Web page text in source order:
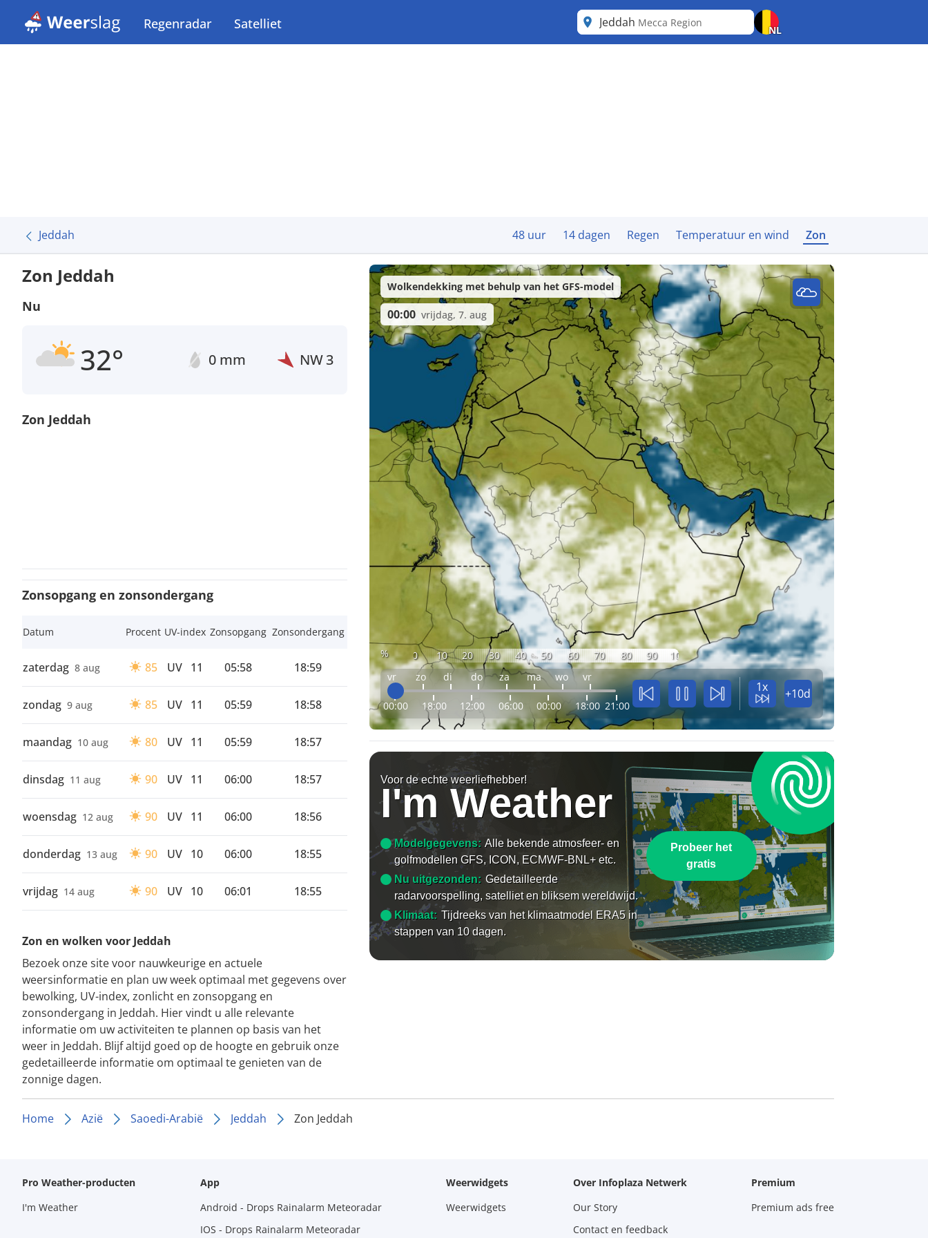
Regenradar Satelliet Jeddah Mecca Region
NL
Jeddah 48 uur 14 dagen Regen Temperatuur en wind Zon
Zon Jeddah
Nu
32° 0 mm NW3
Zon Jeddah
Zonsopgang en zonsondergang
Datum Procent UV-index Zonsopgang Zonsondergang
zaterdag 8 aug 85 UV 11 05:58 18:59
zondag 9 aug 85 UV 11 05:59 18:58
maandag 10 aug 80 UV 11 05:59 18:57
dinsdag 11 aug 90 UV 11 06:00 18:57
woensdag 12 aug 90 UV 11 06:00 18:56
donderdag 13 aug 90 UV 10 06:00 18:55
vrijdag 14 aug 90 UV 10 06:01 18:55
Zon en wolken voor Jeddah
Bezoek onze site voor nauwkeurige en actuele
weersinformatie en plan uw week optimaal met gegevens over
bewolking, UV-index, zonlicht en zonsopgang en
zonsondergang in Jeddah. Hier vindt u alle relevante
informatie om uw activiteiten te plannen op basis van het
weer in Jeddah. Blijf altijd goed op de hoogte en gebruik onze
gedetailleerde informatie om optimaal te genieten van de
zonnige dagen.
% 0 10 20 30 40 50 60 70 80 90
100
vr
zo di do za ma wo vr
00:00 18:00 12:00 06:00 00:00 18:00 21:00
1x +10d
Wolkendekking met behulp van het GFS-model
00:00 vrijdag, 7. aug
Voor de echte weerliefhebber!
I'm Weather
Modelgegevens: Alle bekende atmosfeer- en
golfmodellen GFS, ICON, ECMWF-BNL+ etc.
Nu uitgezonden: Gedetailleerde
radarvoorspelling, satelliet en bliksem wereldwijd.
Klimaat: Tijdreeks van het klimaatmodel ERA5 in
stappen van 10 dagen.
Probeer het
gratis
Home Azië Saoedi-Arabië Jeddah Zon Jeddah
Pro Weather-producten
I'm Weather
App
Android - Drops Rainalarm Meteoradar
IOS - Drops Rainalarm Meteoradar
Weerwidgets
Weerwidgets
Over Infoplaza Netwerk
Our Story
Contact en feedback
Premium
Premium ads free